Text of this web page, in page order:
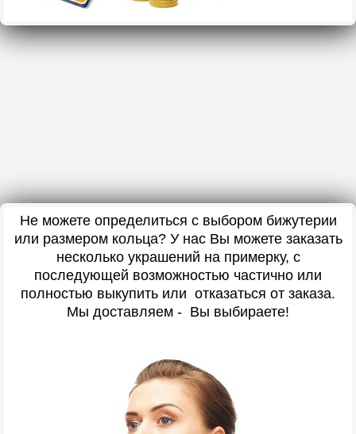
Не можете определиться с выбором бижутерии
или размером кольца? У нас Вы можете заказать
несколько украшений на примерку, с
последующей возможностью частично или
полностью выкупить или отказаться от заказа.
Мы доставляем - Вы выбираете!